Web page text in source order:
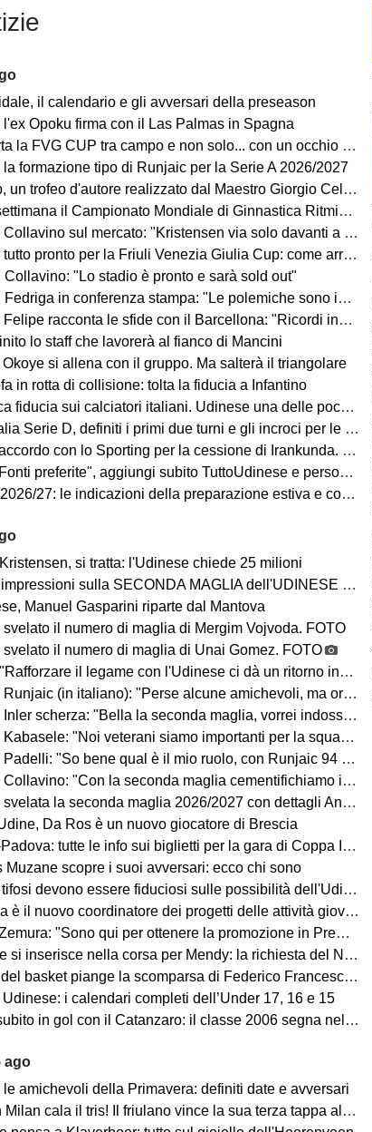
il calendario e gli avversari della preseason
l'ex Opoku firma con il Las Palmas in Spagna
FVG CUP tra campo e non solo... con un occhio sempre al MERCATO
la formazione tipo di Runjaic per la Serie A 2026/2027
un trofeo d'autore realizzato dal Maestro Giorgio Celiberti
il Campionato Mondiale di Ginnastica Ritmica: ci sarà Tara Dragas
sul mercato: "Kristensen via solo davanti a un'offerta irrinunciabile. Portiere? Stiamo lavorando"
pronto per la Friuli Venezia Giulia Cup: come arrivano Barcellona e Nottingham?
Collavino: "Lo stadio è pronto e sarà sold out"
in conferenza stampa: "Le polemiche sono inutili"
racconta le sfide con il Barcellona: "Ricordi indelebili"
lo staff che lavorerà al fianco di Mancini
si allena con il gruppo. Ma salterà il triangolare
in rotta di collisione: tolta la fiducia a Infantino
fiducia sui calciatori italiani. Udinese una delle poche eccezioni
Serie D, definiti i primi due turni e gli incroci per le friulane
con lo Sporting per la cessione di Irankunda. Le cifre
preferite", aggiungi subito TuttoUdinese e personalizza le tue notizie
le indicazioni della preparazione estiva e cosa ci dicono sul campionato in arrivo
si tratta: l'Udinese chiede 25 milioni
sulla SECONDA MAGLIA dell'UDINESE 2026/2027
Manuel Gasparini riparte dal Mantova
svelato il numero di maglia di Mergim Vojvoda. FOTO
svelato il numero di maglia di Unai Gomez. FOTO
il legame con l'Udinese ci dà un ritorno incredibile"
(in italiano): "Perse alcune amichevoli, ma ora arrivano le gare che conta vincere"
scherza: "Bella la seconda maglia, vorrei indossarla"
"Noi veterani siamo importanti per la squadra"
"So bene qual è il mio ruolo, con Runjaic 94 punti in due anni"
"Con la seconda maglia cementifichiamo il legame con il territorio"
la seconda maglia 2026/2027 con dettagli Anni '90. FOTO
Da Ros è un nuovo giocatore di Brescia
tutte le info sui biglietti per la gara di Coppa Italia
Muzane scopre i suoi avversari: ecco chi sono
essere fiduciosi sulle possibilità dell'Udinese, Runjaic ha la squadra in mano"
è il nuovo coordinatore dei progetti delle attività giovanili
"Sono qui per ottenere la promozione in Premier League"
inserisce nella corsa per Mendy: la richiesta del Nizza per il difensore
piange la scomparsa di Federico Franceschin: il cordoglio della Pallacanestro Trieste
i calendari completi dell’Under 17, 16 e 15
in gol con il Catanzaro: il classe 2006 segna nell'amichevole contro il Giugliano
ago
le amichevoli della Primavera: definiti date e avversari
cala il tris! Il friulano vince la sua terza tappa al Tour de Pologne